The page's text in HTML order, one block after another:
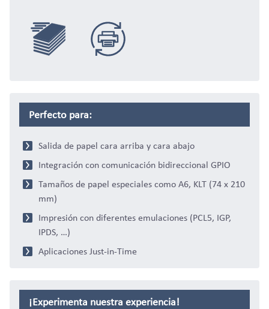
eCommerce Distribución
Minorista &
Perfecto para:
Salida de papel cara arriba y cara abajo
Integración con comunicación bidireccional GPIO
Tamaños de papel especiales como A6, KLT (74 x 210
mm)
Impresión con diferentes emulaciones (PCL5, IGP,
IPDS, …)
Aplicaciones Just-in-Time
¡Experimenta nuestra experiencia!